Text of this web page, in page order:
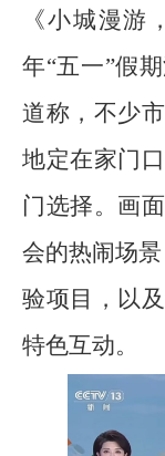
《小城漫游
年“五一”假
道称，不少
地定在家门
门选择。画
会的热闹场
验项目，以
特色互动。